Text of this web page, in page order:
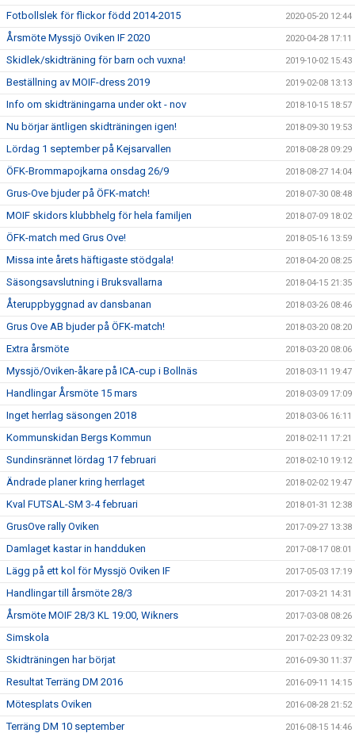
Fotbollslek för flickor född 2014-2015 2020-05-20 12:44
Årsmöte Myssjö Oviken IF 2020 2020-04-28 17:11
Skidlek/skidträning för barn och vuxna! 2019-10-02 15:43
Beställning av MOIF-dress 2019 2019-02-08 13:13
Info om skidträningarna under okt - nov 2018-10-15 18:57
Nu börjar äntligen skidträningen igen! 2018-09-30 19:53
Lördag 1 september på Kejsarvallen 2018-08-28 09:29
ÖFK-Brommapojkarna onsdag 26/9 2018-08-27 14:04
Grus-Ove bjuder på ÖFK-match! 2018-07-30 08:48
MOIF skidors klubbhelg för hela familjen 2018-07-09 18:02
ÖFK-match med Grus Ove! 2018-05-16 13:59
Missa inte årets häftigaste stödgala! 2018-04-20 08:25
Säsongsavslutning i Bruksvallarna 2018-04-15 21:35
Återuppbyggnad av dansbanan 2018-03-26 08:46
Grus Ove AB bjuder på ÖFK-match! 2018-03-20 08:20
Extra årsmöte 2018-03-20 08:06
Myssjö/Oviken-åkare på ICA-cup i Bollnäs 2018-03-11 19:47
Handlingar Årsmöte 15 mars 2018-03-09 17:09
Inget herrlag säsongen 2018 2018-03-06 16:11
Kommunskidan Bergs Kommun 2018-02-11 17:21
Sundinsrännet lördag 17 februari 2018-02-10 19:12
Ändrade planer kring herrlaget 2018-02-02 19:47
Kval FUTSAL-SM 3-4 februari 2018-01-31 12:38
GrusOve rally Oviken 2017-09-27 13:38
Damlaget kastar in handduken 2017-08-17 08:01
Lägg på ett kol för Myssjö Oviken IF 2017-05-03 17:19
Handlingar till årsmöte 28/3 2017-03-21 14:31
Årsmöte MOIF 28/3 KL 19:00, Wikners 2017-03-08 08:26
Simskola 2017-02-23 09:32
Skidträningen har börjat 2016-09-30 11:37
Resultat Terräng DM 2016 2016-09-11 14:15
Mötesplats Oviken 2016-08-28 21:52
Terräng DM 10 september 2016-08-15 14:46